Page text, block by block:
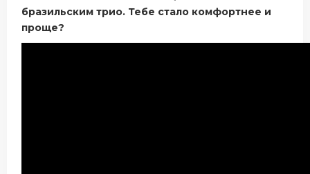
бразильским трио. Тебе стало комфортнее и
проще?